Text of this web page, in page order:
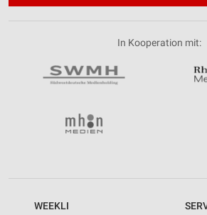
In Kooperation mit:
WEEKLI